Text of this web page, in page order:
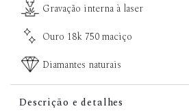
Gravação interna à laser
Ouro 18k 750 maciço
Diamantes naturais
Descrição e detalhes